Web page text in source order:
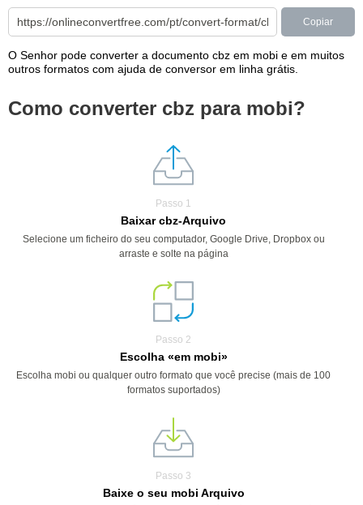
Copiar
O Senhor pode converter a documento cbz em mobi e em muitos
outros formatos com ajuda de conversor em linha grátis.
Como converter cbz para mobi?
Passo 1
Baixar cbz-Arquivo
Selecione um ficheiro do seu computador, Google Drive, Dropbox ou
arraste e solte na página
Passo 2
Escolha «em mobi»
Escolha mobi ou qualquer outro formato que você precise (mais de 100
formatos suportados)
Passo 3
Baixe o seu mobi Arquivo